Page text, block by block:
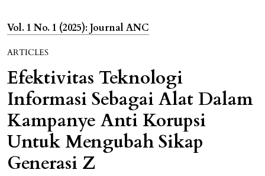
Vol. 1 No. 1 (2025): Journal ANC
ARTICLES
Efektivitas Teknologi
Informasi Sebagai Alat Dalam
Kampanye Anti Korupsi
Untuk Mengubah Sikap
Generasi Z